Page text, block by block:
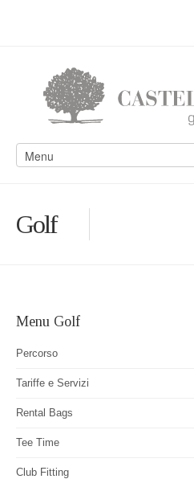
Golf
Menu Golf
Percorso
Tariffe e Servizi
Rental Bags
Tee Time
Club Fitting